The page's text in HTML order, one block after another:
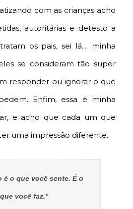
com as crianças acho
autoritárias e detesto a
os pais, sei lá.... minha
se consideram tão super
responder ou ignorar o que
Enfim, essa é minha
e acho que cada um que
uma impressão diferente.
é o que você sente. É o
que você faz."